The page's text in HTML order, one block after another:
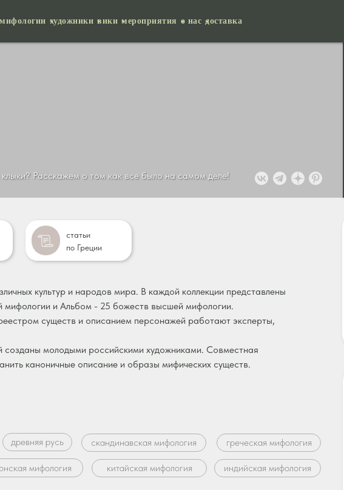
художники вики мероприятия о нас доставка
Расскажем о том как все было на самом деле!
культур и народов мира. В каждой коллекции представлены
мифологии и Альбом - 25 божеств высшей мифологии.
существ и описанием персонажей работают эксперты,
созданы молодыми российскими художниками. Совместная
каноничные описание и образы мифических существ.
статьи
по Греции
мифология
скандинавская мифология
индийская мифология
древняя русь
китайская мифология
греческая мифология